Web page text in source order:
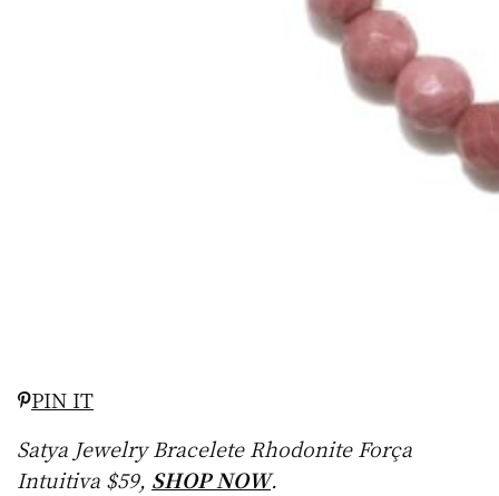
PIN IT
Satya Jewelry Bracelete Rhodonite Força
Intuitiva $59, SHOP NOW.